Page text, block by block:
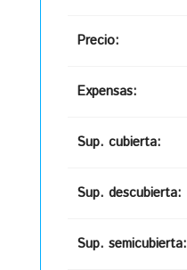
Precio:
Expensas:
Sup. cubierta:
Sup. descubierta:
Sup. semicubierta: